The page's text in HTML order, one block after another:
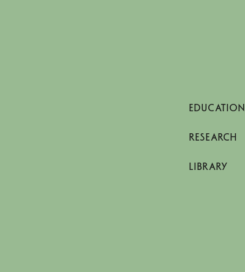
EDUCATION
RESEARCH
LIBRARY